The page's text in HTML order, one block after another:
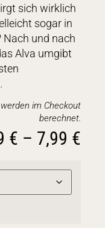
sich wirklich
sogar in
Nach und nach
Alva umgibt
im Checkout
berechnet.
€ – 7,99 €